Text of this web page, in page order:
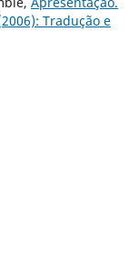
Tradução e